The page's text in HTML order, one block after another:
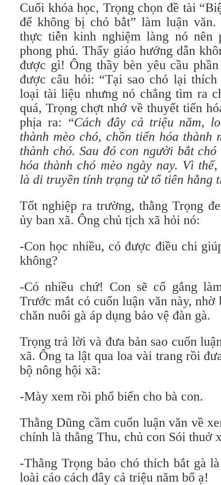
Cuối khóa học, Trọng chọn đề tài
để không bị chó bắt” làm luận
thực tiễn kinh nghiệm làng nó nên
phong phú. Thấy giáo hướng dẫn
được gì! Ông thầy bèn yêu cầu
được câu hỏi: “Tại sao chó lại
loại tài liệu nhưng nó chẳng tìm ra
quá, Trọng chợt nhớ về thuyết tiến
phịa ra: “Cách đây cả triệu năm,
thành mèo chó, chồn tiến hóa thành
thành chó. Sau đó con người bắt
hóa thành chó mèo ngày nay. Vì
là di truyền tính trạng từ tổ tiên hằng
Tốt nghiệp ra trường, thằng Trọng
ủy ban xã. Ông chủ tịch xã hỏi nó:
-Con học nhiều, có được điều chi
không?
-Có nhiều chứ! Con sẽ cố gắng
Trước mắt có cuốn luận văn này, nhờ
chăn nuôi gà áp dụng bảo vệ đàn gà.
Trọng trả lời và đưa bản sao cuốn
xã. Ông ta lật qua loa vài trang rồi
bộ nông hội xã:
-Mày xem rồi phổ biến cho bà con.
Thằng Dũng cầm cuốn luận văn về
chính là thằng Thu, chủ con Sói thuở
-Thằng Trọng bảo chó thích bắt gà
loài cáo cách đây cả triệu năm bố ạ!